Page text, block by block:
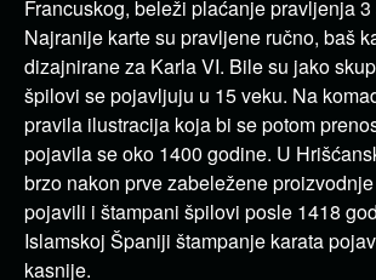
Francuskog, beleži plaćanje pravljenja
Najranije karte su pravljene ručno, baš
dizajnirane za Karla VI. Bile su jako
špilovi se pojavljuju u 15 veku. Na
pravila ilustracija koja bi se potom
pojavila se oko 1400 godine. U
brzo nakon prve zabeležene
pojavili i štampani špilovi posle 1418
Islamskoj Španiji štampanje karata
kasnije.